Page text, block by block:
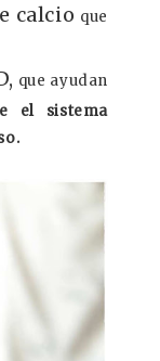
calcio que
que ayudan
el sistema